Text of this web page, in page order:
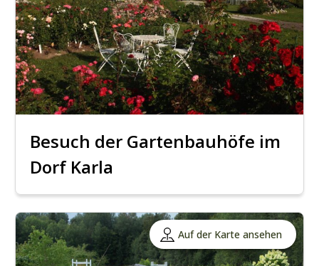
Besuch der Gartenbauhöfe im
Dorf Karla
Auf der Karte ansehen